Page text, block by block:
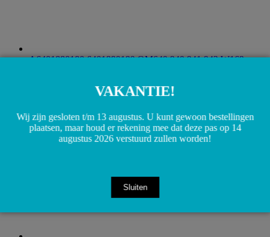
A6401880180 6401880180 OM640.940 941 942 W169
VAKANTIE!
Wij zijn gesloten t/m 13 augustus. U kunt gewoon bestellingen
plaatsen, maar houd er rekening mee dat deze pas op 14
augustus 2026 verstuurd zullen worden!
Sluiten